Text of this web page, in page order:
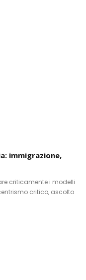
immigrazione,
criticamente i modelli
critico, ascolto